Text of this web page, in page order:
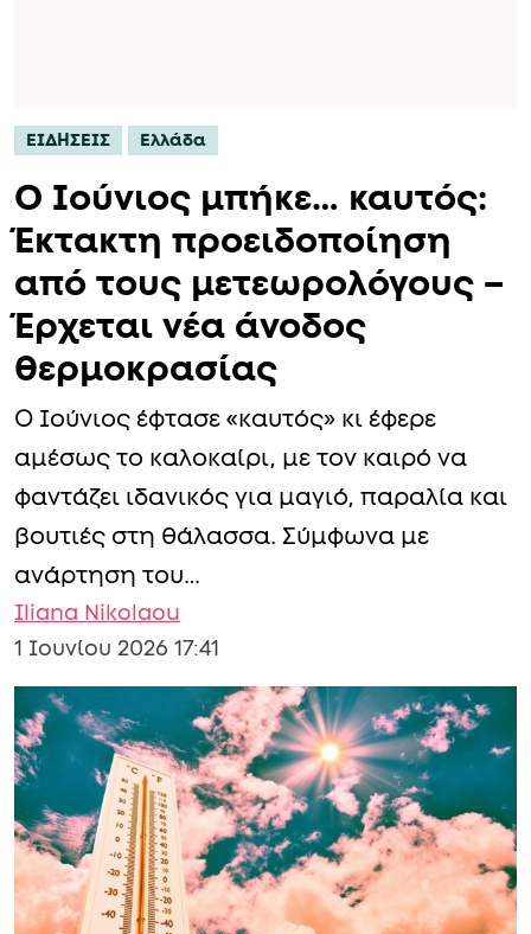
ΕΙΔΗΣΕΙΣ Ελλάδα
Ο Ιούνιος μπήκε… καυτός:
Έκτακτη προειδοποίηση
από τους μετεωρολόγους –
Έρχεται νέα άνοδος
θερμοκρασίας
Ο Ιούνιος έφτασε «καυτός» κι έφερε
αμέσως το καλοκαίρι, με τον καιρό να
φαντάζει ιδανικός για μαγιό, παραλία και
βουτιές στη θάλασσα. Σύμφωνα με
ανάρτηση του…
Iliana Nikolaou
1 Ιουνίου 2026 17:41